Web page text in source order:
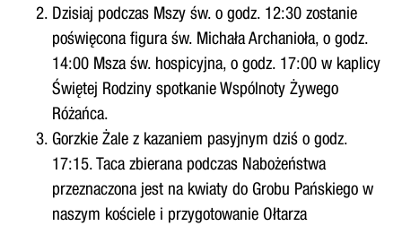
Dzisiaj podczas Mszy św. o godz. 12:30 zostanie
poświęcona figura św. Michała Archanioła, o godz.
14:00 Msza św. hospicyjna, o godz. 17:00 w kaplicy
Świętej Rodziny spotkanie Wspólnoty Żywego
Różańca.
Gorzkie Żale z kazaniem pasyjnym dziś o godz.
17:15. Taca zbierana podczas Nabożeństwa
przeznaczona jest na kwiaty do Grobu Pańskiego w
naszym kościele i przygotowanie Ołtarza